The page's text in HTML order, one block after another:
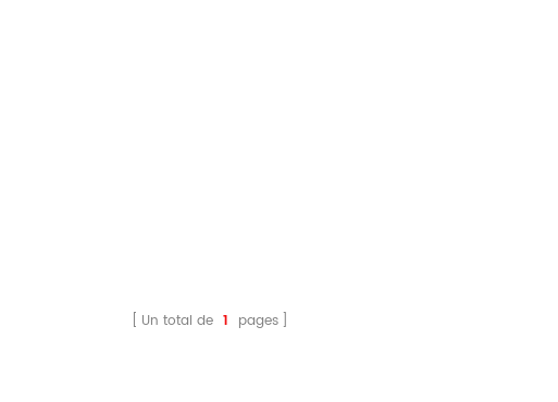
Un total de 1 pages